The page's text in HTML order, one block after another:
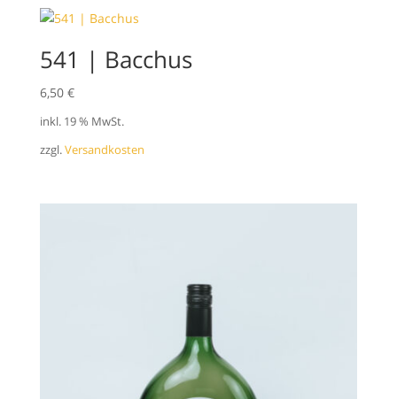
541 | Bacchus
6,50 €
inkl. 19 % MwSt.
zzgl.Versandkosten